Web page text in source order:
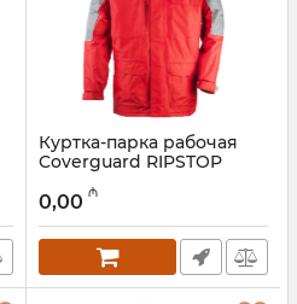
Куртка-парка рабочая
Coverguard RIPSTOP
Артикул:
0,00 ₼